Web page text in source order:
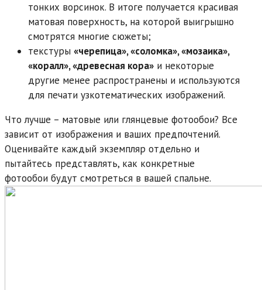
тонких ворсинок. В итоге получается красивая
матовая поверхность, на которой выигрышно
смотрятся многие сюжеты;
текстуры «черепица», «соломка», «мозаика»,
«коралл», «древесная кора» и некоторые
другие менее распространены и используются
для печати узкотематических изображений.
Что лучше – матовые или глянцевые фотообои? Все
зависит от изображения и ваших предпочтений.
Оценивайте каждый экземпляр отдельно и
пытайтесь представлять, как конкретные
фотообои будут смотреться в вашей спальне.